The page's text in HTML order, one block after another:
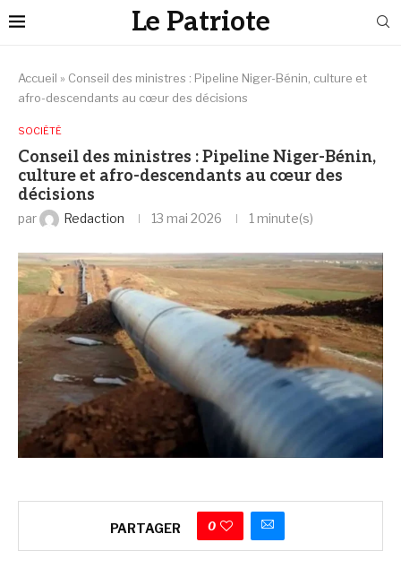
Le Patriote
Accueil » Conseil des ministres : Pipeline Niger-Bénin, culture et
afro-descendants au cœur des décisions
SOCIÉTÉ
Conseil des ministres : Pipeline Niger-Bénin,
culture et afro-descendants au cœur des
décisions
par Redaction 13 mai 2026 1 minute(s)
PARTAGER 0